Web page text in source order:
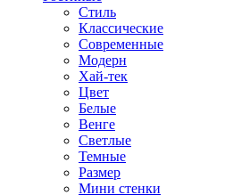
Стиль
Классические
Современные
Модерн
Хай-тек
Цвет
Белые
Венге
Светлые
Темные
Размер
Мини стенки